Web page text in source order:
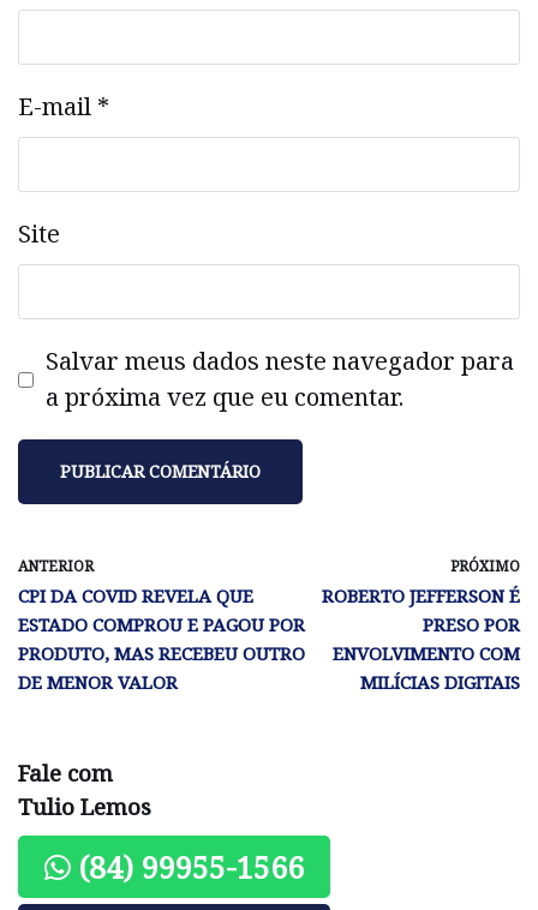
E-mail *
Site
Salvar meus dados neste navegador para
a próxima vez que eu comentar.
ANTERIOR
CPI DA COVID REVELA QUE
ESTADO COMPROU E PAGOU POR
PRODUTO, MAS RECEBEU OUTRO
DE MENOR VALOR
PRÓXIMO
ROBERTO JEFFERSON É
PRESO POR
ENVOLVIMENTO COM
MILÍCIAS DIGITAIS
Fale com
Tulio Lemos
(84) 99955-1566